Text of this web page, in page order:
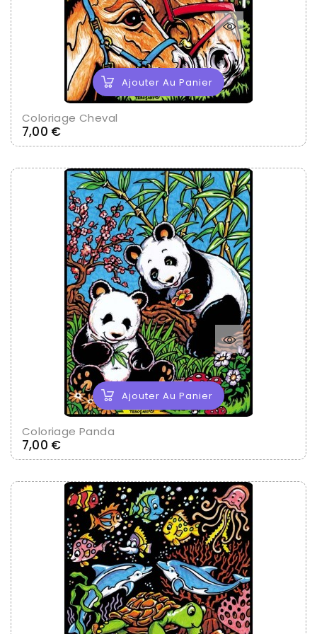
Ajouter Au Panier
Coloriage Cheval
7,00 €Prix
Ajouter Au Panier
Coloriage Panda
7,00 €Prix